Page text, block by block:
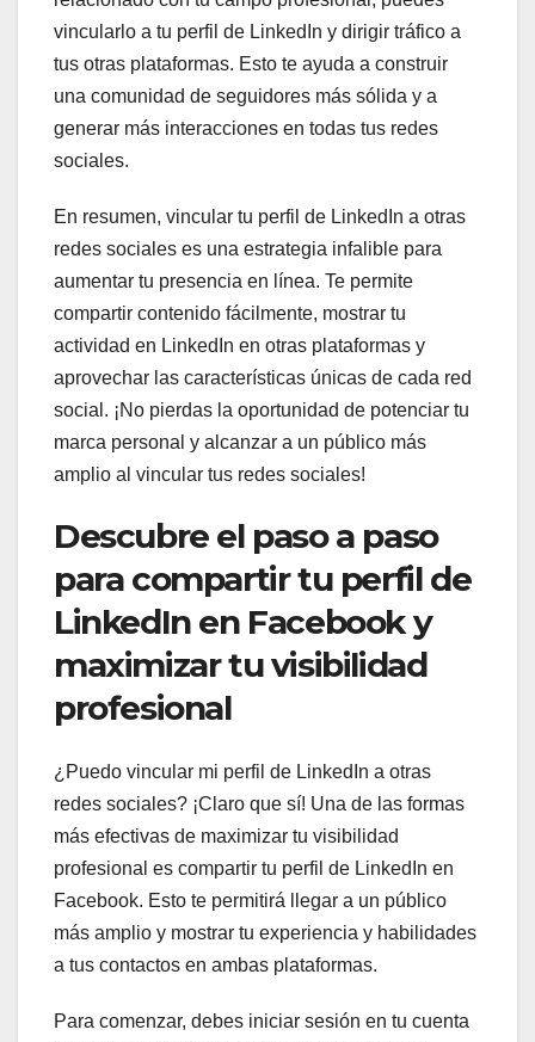
vincularlo a tu perfil de LinkedIn y dirigir tráfico a
tus otras plataformas. Esto te ayuda a construir
una comunidad de seguidores más sólida y a
generar más interacciones en todas tus redes
sociales.
En resumen, vincular tu perfil de LinkedIn a otras
redes sociales es una estrategia infalible para
aumentar tu presencia en línea. Te permite
compartir contenido fácilmente, mostrar tu
actividad en LinkedIn en otras plataformas y
aprovechar las características únicas de cada red
social. ¡No pierdas la oportunidad de potenciar tu
marca personal y alcanzar a un público más
amplio al vincular tus redes sociales!
Descubre el paso a paso
para compartir tu perfil de
LinkedIn en Facebook y
maximizar tu visibilidad
profesional
¿Puedo vincular mi perfil de LinkedIn a otras
redes sociales? ¡Claro que sí! Una de las formas
más efectivas de maximizar tu visibilidad
profesional es compartir tu perfil de LinkedIn en
Facebook. Esto te permitirá llegar a un público
más amplio y mostrar tu experiencia y habilidades
a tus contactos en ambas plataformas.
Para comenzar, debes iniciar sesión en tu cuenta